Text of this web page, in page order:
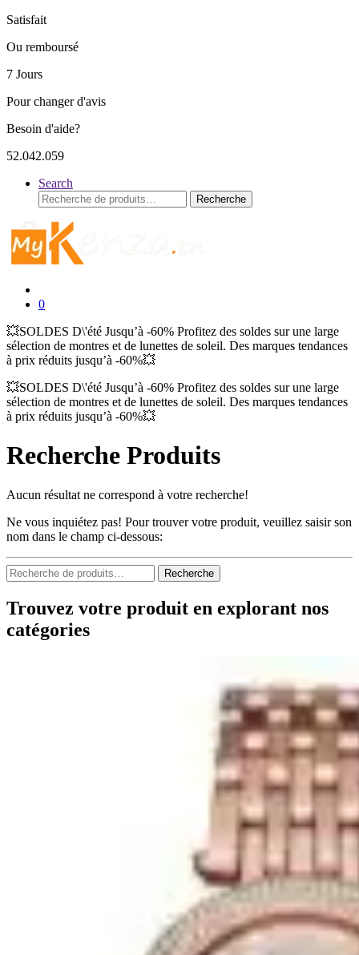
Satisfait
Ou remboursé
7 Jours
Pour changer d'avis
Besoin d'aide?
52.042.059
Search
Recherche
pour :
Recherche
0
💥SOLDES D\'été Jusqu’à -60% Profitez des soldes sur une large
sélection de montres et de lunettes de soleil. Des marques tendances
à prix réduits jusqu’à -60%💥
💥SOLDES D\'été Jusqu’à -60% Profitez des soldes sur une large
sélection de montres et de lunettes de soleil. Des marques tendances
à prix réduits jusqu’à -60%💥
Recherche Produits
Aucun résultat ne correspond à votre recherche!
Ne vous inquiétez pas! Pour trouver votre produit, veuillez saisir son
nom dans le champ ci-dessous:
Recherche
pour :
Recherche
Trouvez votre produit en explorant nos
catégories